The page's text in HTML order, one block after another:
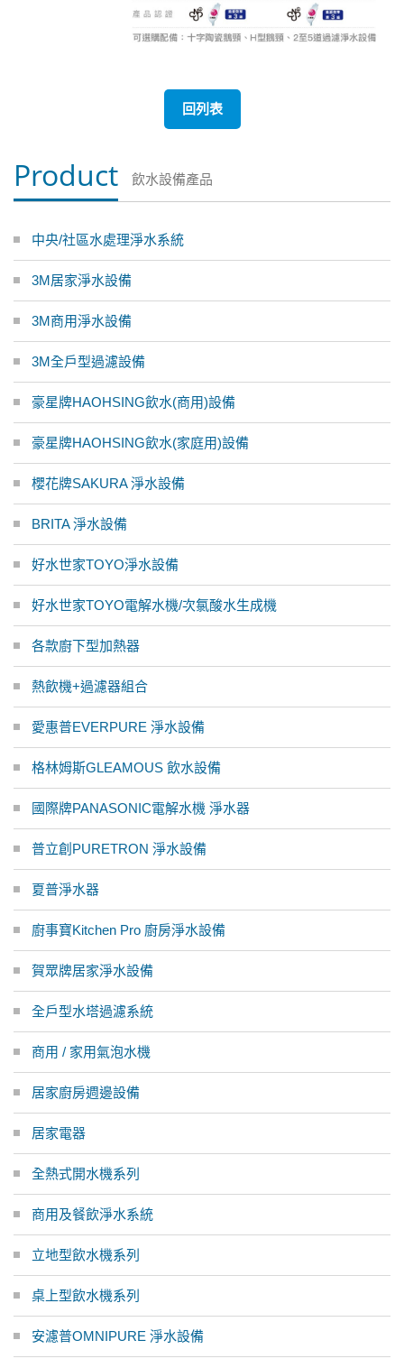
回列表
Product 飲水設備產品
中央/社區水處理淨水系統
3M居家淨水設備
3M商用淨水設備
3M全戶型過濾設備
豪星牌HAOHSING飲水(商用)設備
豪星牌HAOHSING飲水(家庭用)設備
櫻花牌SAKURA 淨水設備
BRITA 淨水設備
好水世家TOYO淨水設備
好水世家TOYO電解水機/次氯酸水生成機
各款廚下型加熱器
熱飲機+過濾器組合
愛惠普EVERPURE 淨水設備
格林姆斯GLEAMOUS 飲水設備
國際牌PANASONIC電解水機 淨水器
普立創PURETRON 淨水設備
夏普淨水器
廚事寶Kitchen Pro 廚房淨水設備
賀眾牌居家淨水設備
全戶型水塔過濾系統
商用 / 家用氣泡水機
居家廚房週邊設備
居家電器
全熱式開水機系列
商用及餐飲淨水系統
立地型飲水機系列
桌上型飲水機系列
安濾普OMNIPURE 淨水設備